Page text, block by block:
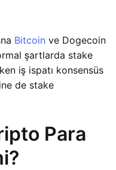
Bitcoin ve Dogecoin
şartlarda stake
iş ispatı konsensüs
de stake
Para